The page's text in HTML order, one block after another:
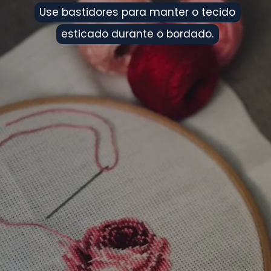
Use bastidores para manter o tecido
esticado durante o bordado.
Use bastidores para manter o tecido
esticado durante o bordado.